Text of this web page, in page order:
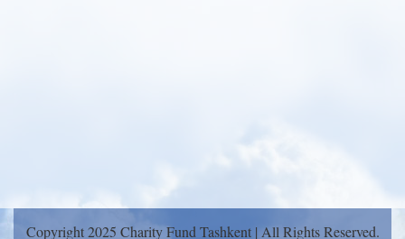
Copyright 2025 Charity Fund Tashkent | All Rights Reserved.